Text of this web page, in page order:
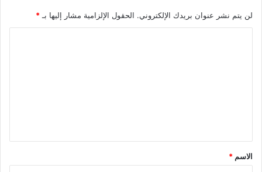
لن يتم نشر عنوان بريدك الإلكتروني. الحقول الإلزامية مشار إليها بـ *
ق
*
الاسم *